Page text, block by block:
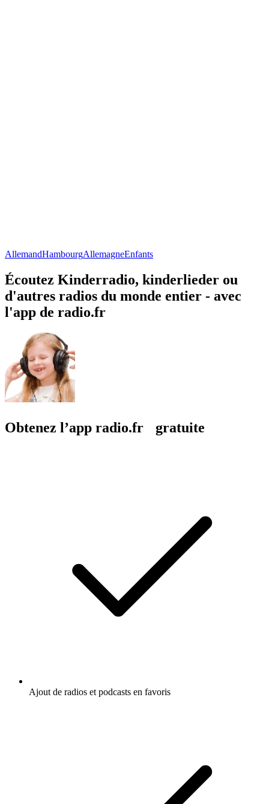
AllemandHambourgAllemagneEnfants
Écoutez Kinderradio, kinderlieder ou
d'autres radios du monde entier - avec
l'app de radio.fr
Obtenez l’app radio.fr gratuite
Ajout de radios et podcasts en favoris